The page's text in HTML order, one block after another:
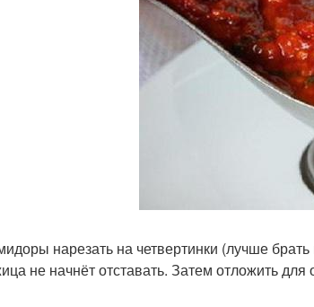
нарезать на четвертинки (лучше
не начнёт отставать. Затем отложить